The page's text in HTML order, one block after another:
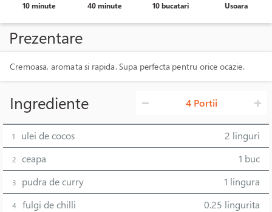
10 minute
40 minute
10 bucatari
Usoara
Prezentare
Cremoasa, aromata si rapida. Supa perfecta pentru orice ocazie.
Ingrediente 4 Portii
1 ulei de cocos 2 linguri
2 ceapa 1 buc
3 pudra de curry 1 lingura
4 fulgi de chilli 0.25 lingurita